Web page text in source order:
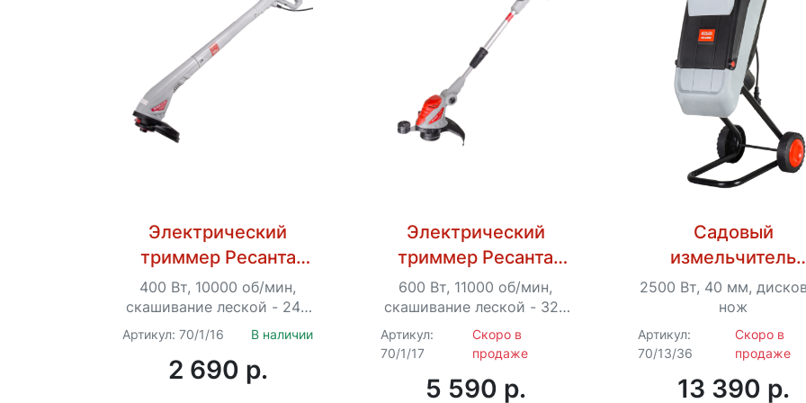
Электрический
триммер Ресанта
ЭТ-450
400 Вт, 10000 об/мин,
скашивание леской - 240
мм, Ø – 1.2 мм, 1.4 кг
Артикул: 70/1/16 В наличии
2 690 p.
Электрический
триммер Ресанта
ЭТ-600
600 Вт, 11000 об/мин,
скашивание леской - 320
мм, Ø – 1.6 мм, 2.4 кг
Артикул:
70/1/17
Скоро в
продаже
5 590 p.
Садовый
измельчитель
электрический
Ресанта ИС-2500
2500 Вт, 40 мм,
нож
Артикул:
70/13/36
Скоро в
продаже
13 390 p.